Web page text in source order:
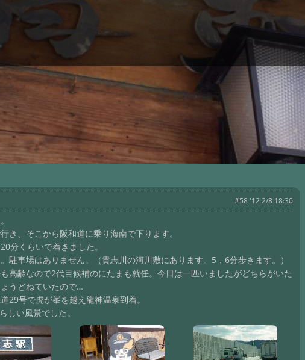
#58 '12 2/8 18:30
き、そこから阪和道に乗り海南で下ります。
分くらいで着きました。
駐車場はありません。（貴志川の河川敷にあります。5，6分歩きます。）
高齢なので2代目候補のにたまも就任。今日は一匹いましたがどちらがいた
うどねていたので…
29号で虎が峯を越え龍神温泉到着。
しい風景でした。